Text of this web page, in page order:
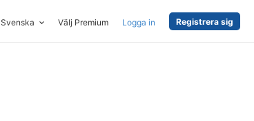
Svenska Välj Premium Logga in Registrera sig